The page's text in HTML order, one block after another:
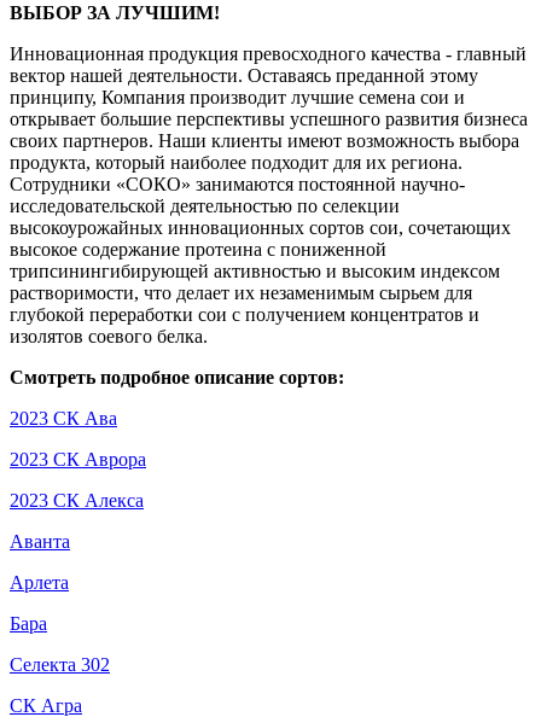
ВЫБОР ЗА ЛУЧШИМ!
Инновационная продукция превосходного качества - главный
вектор нашей деятельности. Оставаясь преданной этому
принципу, Компания производит лучшие семена сои и
открывает большие перспективы успешного развития бизнеса
своих партнеров. Наши клиенты имеют возможность выбора
продукта, который наиболее подходит для их региона.
Сотрудники «СОКО» занимаются постоянной научно-
исследовательской деятельностью по селекции
высокоурожайных инновационных сортов сои, сочетающих
высокое содержание протеина с пониженной
трипсинингибирующей активностью и высоким индексом
растворимости, что делает их незаменимым сырьем для
глубокой переработки сои с получением концентратов и
изолятов соевого белка.
Смотреть подробное описание сортов:
2023 СК Ава
2023 СК Аврора
2023 СК Алекса
Аванта
Арлета
Бара
Селекта 302
СК Агра